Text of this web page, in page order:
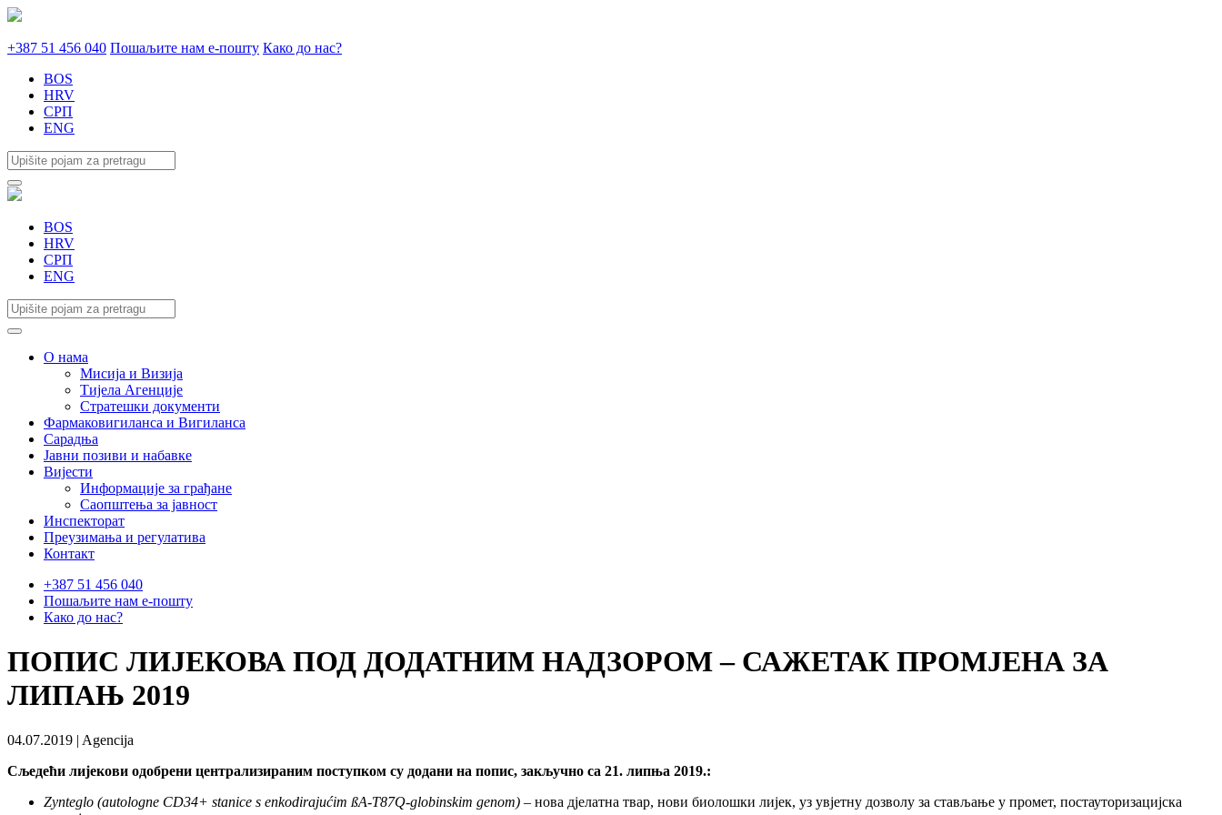
+387 51 456 040 Пошаљите нам е-пошту Како до нас?
BOS
HRV
СРП
ENG
BOS
HRV
СРП
ENG
О нама
Мисија и Визија
Тијела Агенције
Стратешки документи
Фармаковигиланса и Вигиланса
Сарадња
Јавни позиви и набавке
Вијести
Информације за грађане
Саопштења за јавност
Инспекторат
Преузимања и регулатива
Контакт
+387 51 456 040
Пошаљите нам е-пошту
Како до нас?
ПОПИС ЛИЈЕКОВА ПОД ДОДАТНИМ НАДЗОРОМ – САЖЕТАК ПРОМЈЕНА ЗА
ЛИПАЊ 2019
04.07.2019 | Agencija
Сљедећи лијекови одобрени централизираним поступком су додани на попис, закључно са 21. липња 2019.:
Zynteglo (autologne CD34+ stanice s enkodirajućim ßA-T87Q-globinskim genom) – нова дјелатна твар, нови биолошки лијек, уз увјетну дозволу за стављање у промет, постауторизацијска